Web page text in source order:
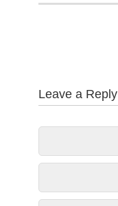
Leave a Reply